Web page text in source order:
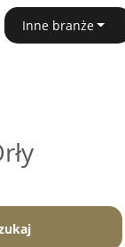
Inne branże